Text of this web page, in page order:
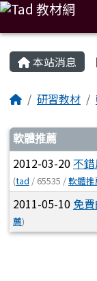
本站消息
研習教材
文章列表
軟體推薦
2012-03-20不
(tad / 65535 /軟體推
2011-05-10 免
薦)